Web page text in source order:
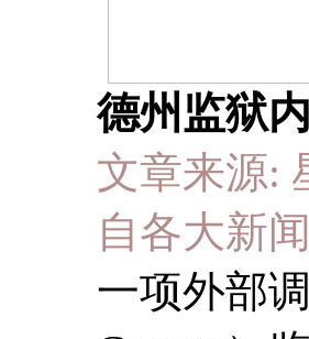
德州监狱
文章来源:
自各大新
一项外部